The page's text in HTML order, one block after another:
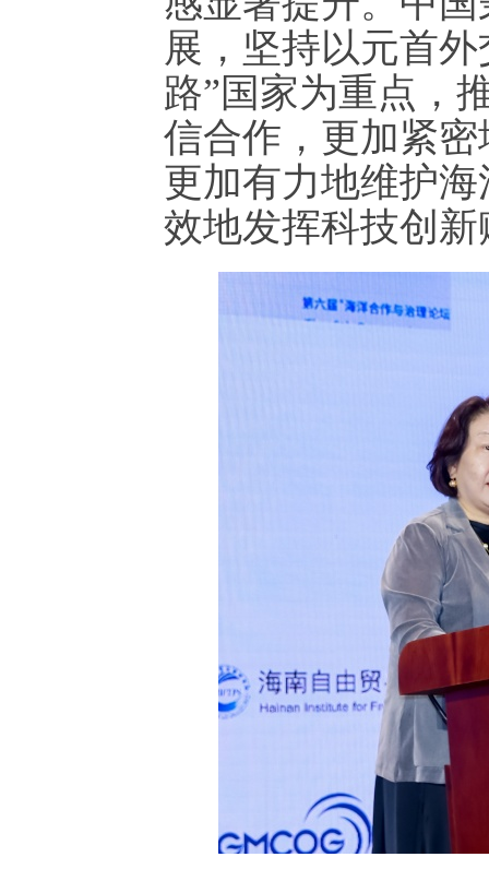
展，坚持以元首
路”国家为重点，
信合作，更加紧
更加有力地维护
效地发挥科技创